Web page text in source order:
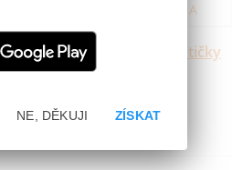
Podle názvu od Z do A
drážkách . Učím se psát cestičky
ZÍSKAT
NE, DĚKUJI